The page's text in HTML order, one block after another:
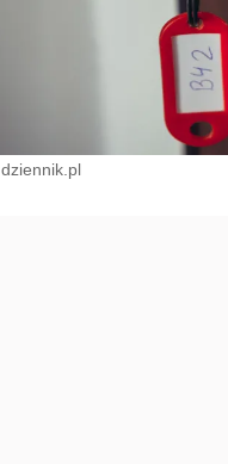
dziennik.pl